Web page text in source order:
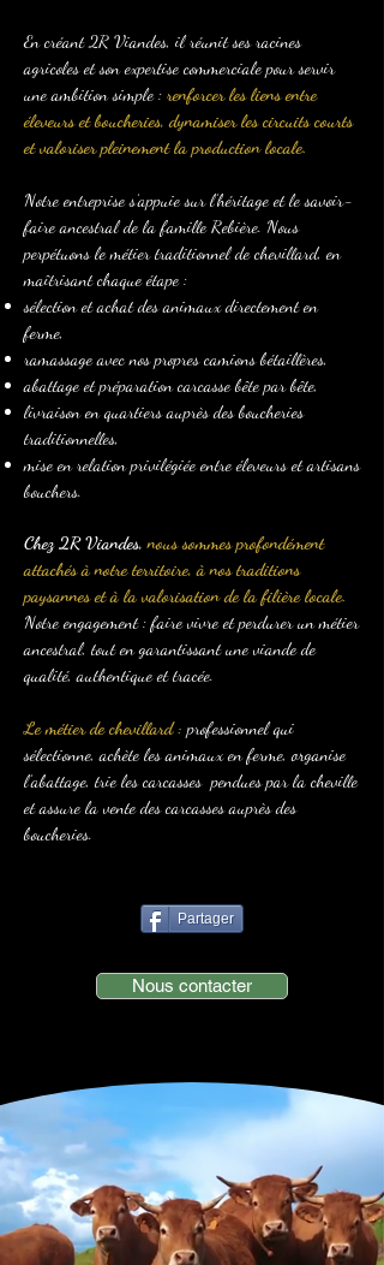
En créant 2R Viandes, il réunit ses racines
agricoles et son expertise commerciale pour servir
une ambition simple : renforcer les liens entre
éleveurs et boucheries, dynamiser les circuits courts
et valoriser pleinement la production locale.
Notre entreprise s’appuie sur l’héritage et le savoir-
faire ancestral de la famille Rebière. Nous
perpétuons le métier traditionnel de chevillard, en
maîtrisant chaque étape :
sélection et achat des animaux directement en
ferme,
ramassage avec nos propres camions bétaillères,
abattage et préparation carcasse bête par bête,
livraison en quartiers auprès des boucheries
traditionnelles,
mise en relation privilégiée entre éleveurs et artisans
bouchers.
Chez 2R Viandes,nous sommes profondément
attachés à notre territoire, à nos traditions
paysannes et à la valorisation de la filière locale.
Notre engagement : faire vivre et perdurer un métier
ancestral, tout en garantissant une viande de
qualité, authentique et tracée.
Le métier de chevillard : professionnel qui
sélectionne, achète les animaux en ferme, organise
l’abattage, trie les carcasses pendues par la cheville
et assure la vente des carcasses auprès des
boucheries.
Partager
Nous contacter